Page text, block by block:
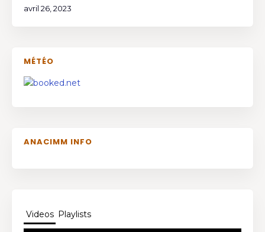
avril 26, 2023
MÉTÉO
ANACIMM INFO
Videos Playlists